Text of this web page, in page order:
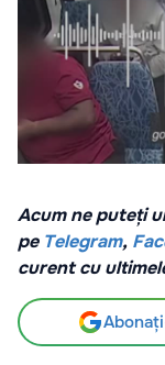
Acum ne puteți
pe Telegram,
curent cu